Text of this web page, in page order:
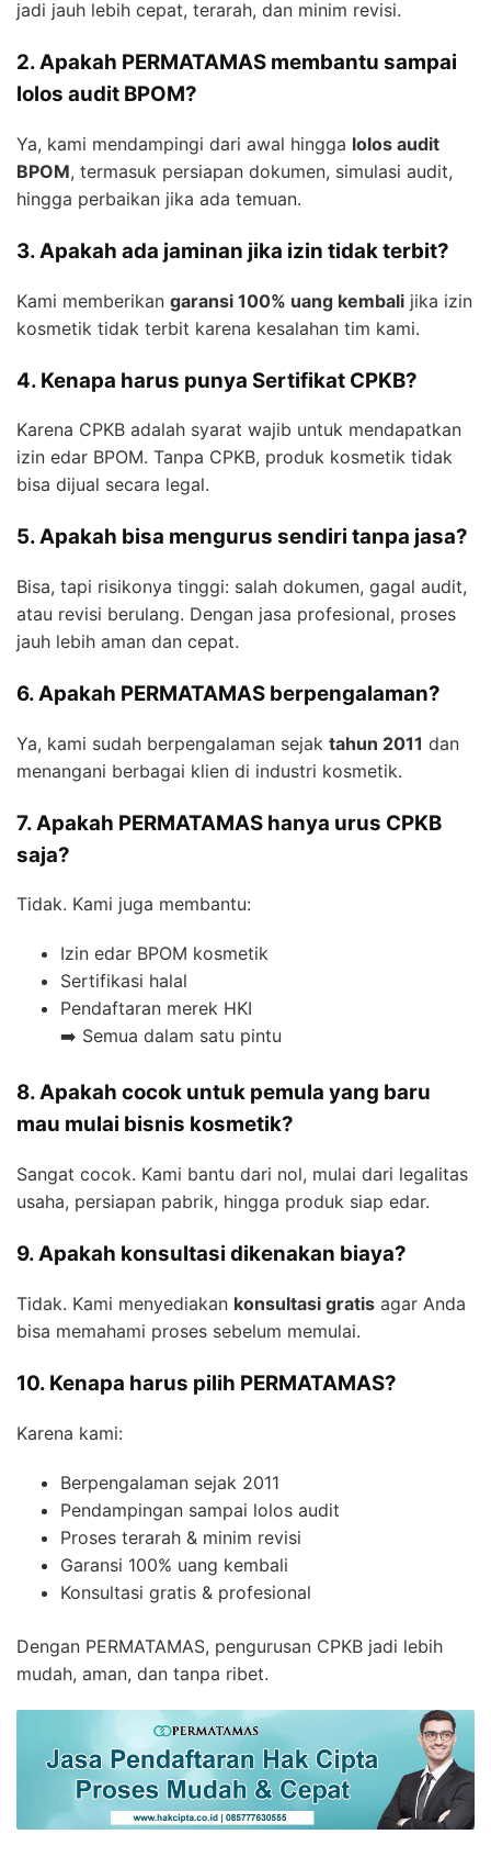
jadi jauh lebih cepat, terarah, dan minim revisi.
2. Apakah PERMATAMAS membantu sampai
lolos audit BPOM?
Ya, kami mendampingi dari awal hingga lolos audit
BPOM, termasuk persiapan dokumen, simulasi audit,
hingga perbaikan jika ada temuan.
3. Apakah ada jaminan jika izin tidak terbit?
Kami memberikan garansi 100% uang kembali jika izin
kosmetik tidak terbit karena kesalahan tim kami.
4. Kenapa harus punya Sertifikat CPKB?
Karena CPKB adalah syarat wajib untuk mendapatkan
izin edar BPOM. Tanpa CPKB, produk kosmetik tidak
bisa dijual secara legal.
5. Apakah bisa mengurus sendiri tanpa jasa?
Bisa, tapi risikonya tinggi: salah dokumen, gagal audit,
atau revisi berulang. Dengan jasa profesional, proses
jauh lebih aman dan cepat.
6. Apakah PERMATAMAS berpengalaman?
Ya, kami sudah berpengalaman sejak tahun 2011 dan
menangani berbagai klien di industri kosmetik.
7. Apakah PERMATAMAS hanya urus CPKB
saja?
Tidak. Kami juga membantu:
Izin edar BPOM kosmetik
Sertifikasi halal
Pendaftaran merek HKI
➡️ Semua dalam satu pintu
8. Apakah cocok untuk pemula yang baru
mau mulai bisnis kosmetik?
Sangat cocok. Kami bantu dari nol, mulai dari legalitas
usaha, persiapan pabrik, hingga produk siap edar.
9. Apakah konsultasi dikenakan biaya?
Tidak. Kami menyediakan konsultasi gratis agar Anda
bisa memahami proses sebelum memulai.
10. Kenapa harus pilih PERMATAMAS?
Karena kami:
Berpengalaman sejak 2011
Pendampingan sampai lolos audit
Proses terarah & minim revisi
Garansi 100% uang kembali
Konsultasi gratis & profesional
Dengan PERMATAMAS, pengurusan CPKB jadi lebih
mudah, aman, dan tanpa ribet.